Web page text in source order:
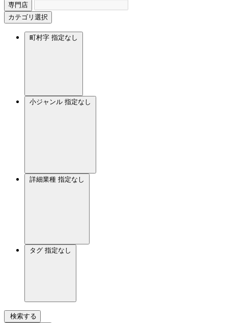
専門店
カテゴリ選択
町村字 指定なし
小ジャンル 指定なし
詳細業種 指定なし
タグ 指定なし
検索する